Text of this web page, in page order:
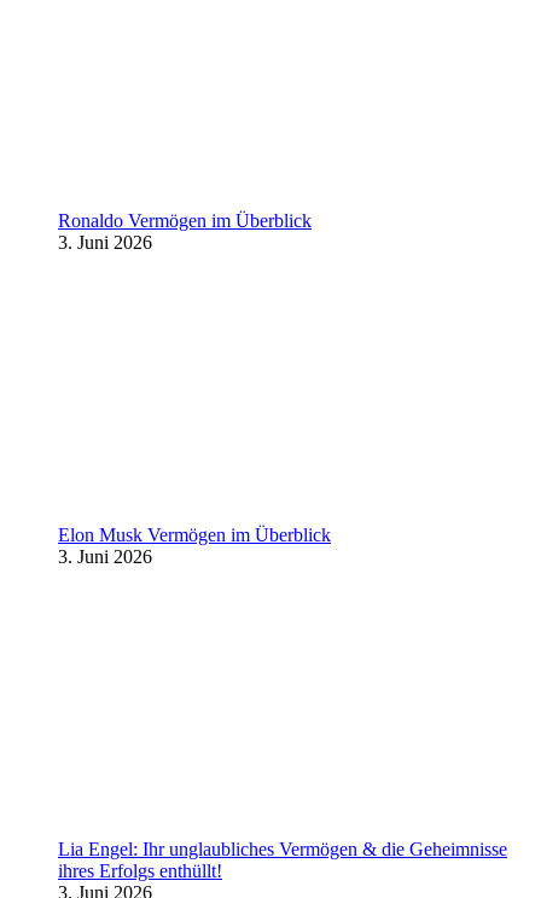
Ronaldo Vermögen im Überblick
3. Juni 2026
Elon Musk Vermögen im Überblick
3. Juni 2026
Lia Engel: Ihr unglaubliches Vermögen & die Geheimnisse
ihres Erfolgs enthüllt!
3. Juni 2026